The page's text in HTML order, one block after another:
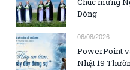
Dòng
06/08/2026
PowerPoint
Nhật 19